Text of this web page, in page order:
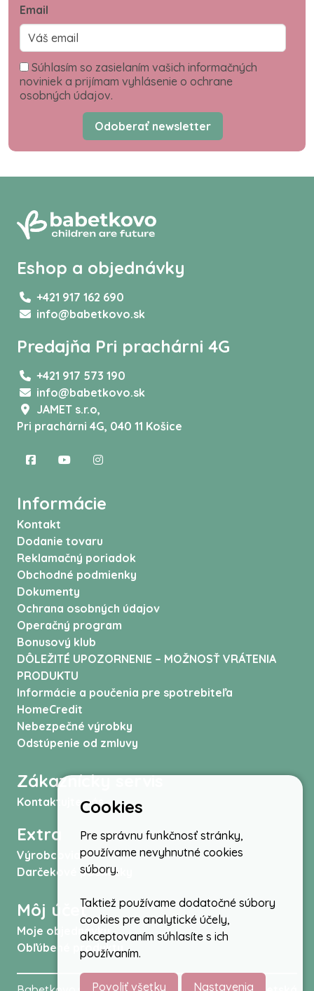
Email
Súhlasím so zasielaním vašich informačných
noviniek a prijímam vyhlásenie o ochrane
osobných údajov.
Odoberať newsletter
Eshop a objednávky
+421 917 162 690
info@babetkovo.sk
Predajňa Pri prachárni 4G
+421 917 573 190
info@babetkovo.sk
JAMET s.r.o,
Pri prachárni 4G, 040 11 Košice
Informácie
Kontakt
Dodanie tovaru
Reklamačný poriadok
Obchodné podmienky
Dokumenty
Ochrana osobných údajov
Operačný program
Bonusový klub
DÔLEŽITÉ UPOZORNENIE – MOŽNOSŤ VRÁTENIA
PRODUKTU
Informácie a poučenia pre spotrebiteľa
HomeCredit
Nebezpečné výrobky
Odstúpenie od zmluvy
Zákaznícky servis
Kontaktujte nás
Extra
Výrobcovia
Darčekové poukážky
Môj účet
Moje objednávky
Obľúbené produkty
Cookies
Pre správnu funkčnosť stránky,
používame nevyhnutné cookies
súbory.
Taktiež používame dodatočné súbory
cookies pre analytické účely,
akceptovaním súhlasíte s ich
používaním.
Povoliť všetky Nastavenia